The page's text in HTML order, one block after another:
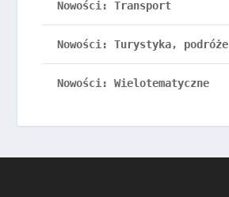
Nowości: Transport
Nowości: Turystyka, podróże
Nowości: Wielotematyczne